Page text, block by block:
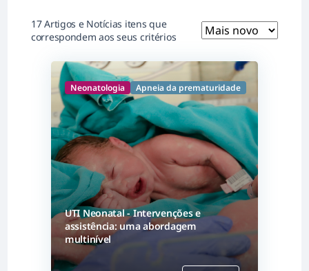
17 Artigos e Notícias itens que
correspondem aos seus critérios
Neonatologia Apneia da prematuridade
UTI Neonatal - Intervenções e
assistência: uma abordagem
multinível